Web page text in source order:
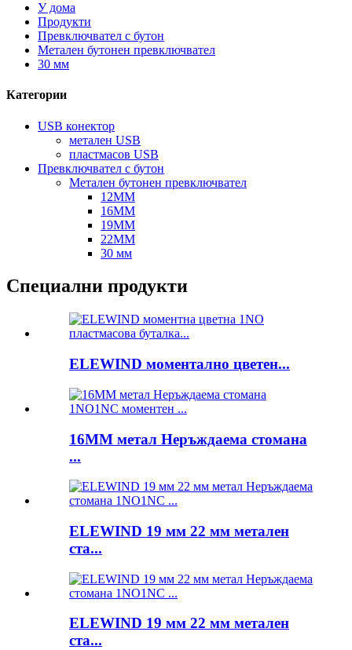
У дома
Продукти
Превключвател с бутон
Метален бутонен превключвател
30 мм
Категории
USB конектор
метален USB
пластмасов USB
Превключвател с бутон
Метален бутонен превключвател
12MM
16MM
19MM
22MM
30 мм
Специални продукти
ELEWIND моментално цветен...
16MM метал Неръждаема стомана
...
ELEWIND 19 мм 22 мм метален
ста...
ELEWIND 19 мм 22 мм метален
ста...